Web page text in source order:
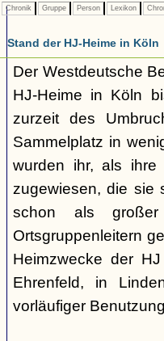
Chronik Gruppe Person Lexikon
Stand der HJ-Heime in Köln
Der Westdeutsche
HJ-Heime in Köln
zurzeit des
Sammelplatz in
wurden ihr, als ihre
zugewiesen, die sie
schon als
Ortsgruppenleitern
Heimzwecke der
Ehrenfeld, in
vorläufiger